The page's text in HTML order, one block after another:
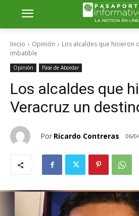
Inicio Opinión
Los alcaldes que hicieron
imbatible
Opinión Pase de Abordar
Los alcaldes que
Veracruz un
Por Ricardo Contreras 06/